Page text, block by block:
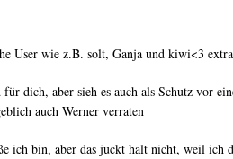
User wie z.B. solt, Ganja und kiwi<3
dich, aber sieh es auch als Schutz vor
auch Werner verraten
ich bin, aber das juckt halt nicht, weil ich